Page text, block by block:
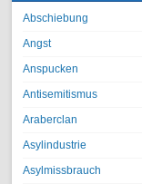
Abschiebung
Angst
Anspucken
Antisemitismus
Araberclan
Asylindustrie
Asylmissbrauch